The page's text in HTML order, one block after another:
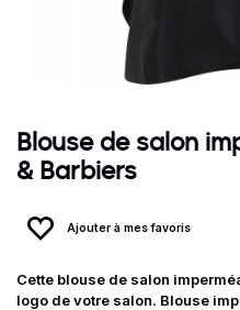
Blouse de salon
& Barbiers
Ajouter à mes favoris
Cette blouse de salon
logo de votre salon. Blouse